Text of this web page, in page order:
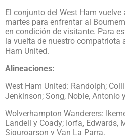
El conjunto del West Ham
martes para enfrentar al
en condición de visitante. Para
la vuelta de nuestro compatriota
Ham United.
Alineaciones:
West Ham United: Randolph;
Jenkinson; Song, Noble, Antonio
Wolverhampton Wanderers:
Landell y Coady; Iorfa, Edwards,
Siguroarson y Van La Parra.